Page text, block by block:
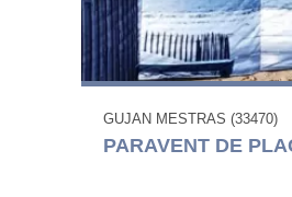
GUJAN MESTRAS (33470)
PARAVENT DE